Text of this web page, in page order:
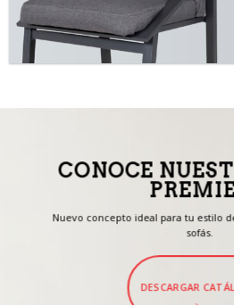
CONOCE
Nuevo concepto ideal para tu estilo
sofás.
DESCARGAR